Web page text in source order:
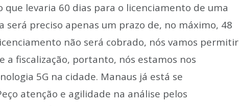
que levaria 60 dias para o licenciamento de uma
será preciso apenas um prazo de, no máximo, 48
não será cobrado, nós vamos permitir
a fiscalização, portanto, nós estamos nos
5G na cidade. Manaus já está se
atenção e agilidade na análise pelos